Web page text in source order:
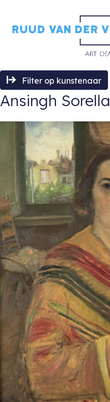
Filter op kunstenaar
Ansingh Sorella